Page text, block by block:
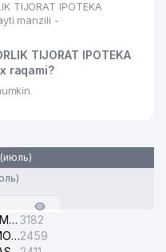
TIJORAT IPOTEKA
manzili -
TIJORAT IPOTEKA
raqami?
YASHNOBOD ELEKTR TARMOG'I NOSOZLIKLARI XIZMATI 3182
CHILONZOR ELEKTR TARMOG'I NOSOZLIK XIZMATI2459